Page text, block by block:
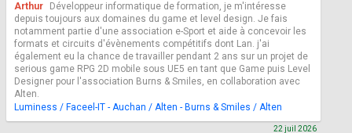
Arthur
Développeur informatique de formation, je m'intéresse
depuis toujours aux domaines du game et level design. Je fais
notamment partie d'une association e-Sport et aide à concevoir les
formats et circuits d'évènements compétitifs dont Lan. j'ai
également eu la chance de travailler pendant 2 ans sur un projet de
serious game RPG 2D mobile sous UE5 en tant que Game puis Level
Designer pour l'association Burns & Smiles, en collaboration avec
Alten.
Luminess / Faceel-IT - Auchan / Alten - Burns & Smiles / Alten
22 juil 2026